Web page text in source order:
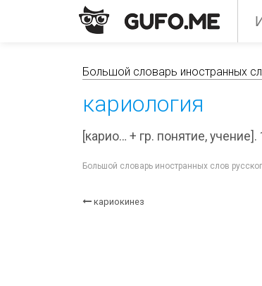
Большой словарь иностранных
кариология
[карио… + гр. понятие,
Большой словарь иностранных слов
кариокинез